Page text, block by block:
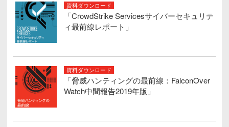
資料ダウンロード
「CrowdStrike Servicesサイバーセキュリテ
ィ最前線レポート」
資料ダウンロード
「脅威ハンティングの最前線：FalconOver
Watch中間報告2019年版」